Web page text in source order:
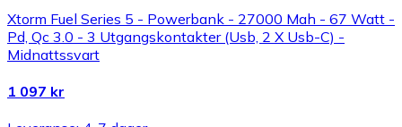
Xtorm Fuel Series 5 - Powerbank - 27000 Mah - 67 Watt -
Pd, Qc 3.0 - 3 Utgangskontakter (Usb, 2 X Usb-C) -
Midnattssvart
1 097 kr